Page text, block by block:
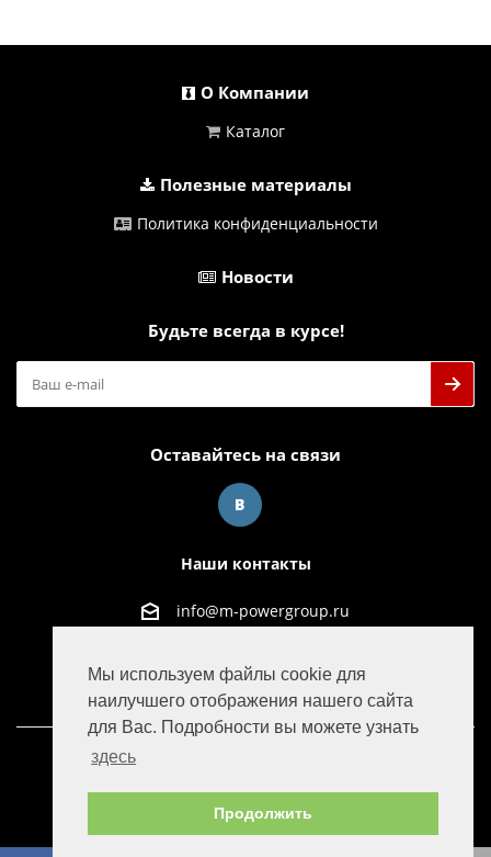
Мы используем файлы cookie для
наилучшего отображения нашего сайта
для Вас. Подробности вы можете узнать
здесь
Продолжить
О Компании
Каталог
Полезные материалы
Политика конфиденциальности
Новости
Будьте всегда в курсе!
Оставайтесь на связи
Наши контакты
info@m-powergroup.ru